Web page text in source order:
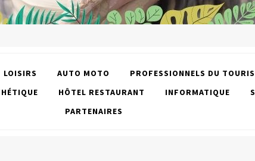
LOISIRS AUTO MOTO PROFESSIONNELS DU
HÔTEL RESTAURANT INFORMATIQUE
PARTENAIRES